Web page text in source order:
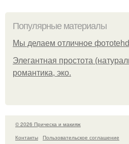
Популярные материалы
Мы делаем отличное
Элегантная простота
романтика, эко.
© 2026 Прическа и макияж
Контакты
Пользовательское соглашение